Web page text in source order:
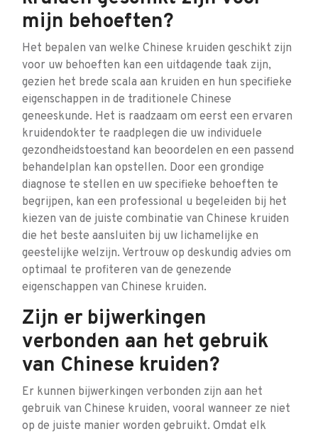
mijn behoeften?
Het bepalen van welke Chinese kruiden geschikt zijn
voor uw behoeften kan een uitdagende taak zijn,
gezien het brede scala aan kruiden en hun specifieke
eigenschappen in de traditionele Chinese
geneeskunde. Het is raadzaam om eerst een ervaren
kruidendokter te raadplegen die uw individuele
gezondheidstoestand kan beoordelen en een passend
behandelplan kan opstellen. Door een grondige
diagnose te stellen en uw specifieke behoeften te
begrijpen, kan een professional u begeleiden bij het
kiezen van de juiste combinatie van Chinese kruiden
die het beste aansluiten bij uw lichamelijke en
geestelijke welzijn. Vertrouw op deskundig advies om
optimaal te profiteren van de genezende
eigenschappen van Chinese kruiden.
Zijn er bijwerkingen
verbonden aan het gebruik
van Chinese kruiden?
Er kunnen bijwerkingen verbonden zijn aan het
gebruik van Chinese kruiden, vooral wanneer ze niet
op de juiste manier worden gebruikt. Omdat elk